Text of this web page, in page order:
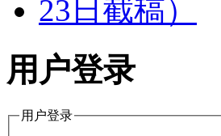
用户登录
用户登录